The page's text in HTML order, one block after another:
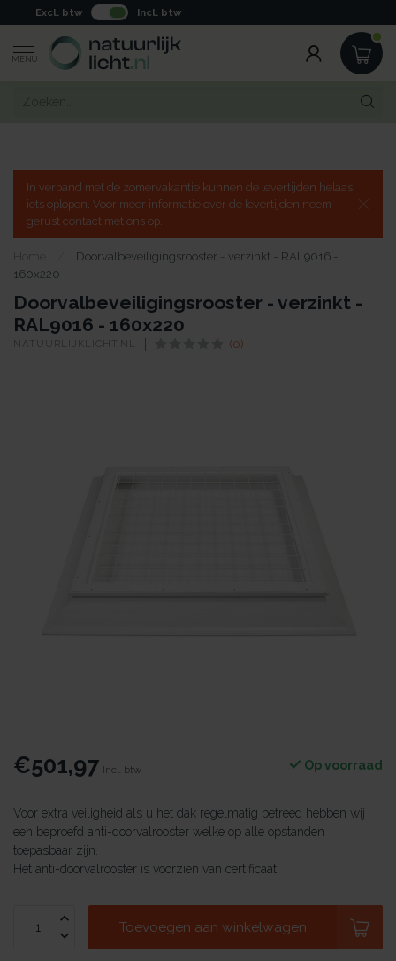
Excl. btw Incl. btw
MENU
In verband met de zomervakantie kunnen de levertijden helaas
iets oplopen. Voor meer informatie over de levertijden neem
gerust contact met ons op.
Home
Doorvalbeveiligingsrooster - verzinkt - RAL9016 -
160x220
Doorvalbeveiligingsrooster - verzinkt -
RAL9016 - 160x220
NATUURLIJKLICHT.NL (0)
€501,97 Incl. btw Op voorraad
Voor extra veiligheid als u het dak regelmatig betreed hebben wij
een beproefd anti-doorvalrooster welke op alle opstanden
toepasbaar zijn.
Het anti-doorvalrooster is voorzien van certificaat.
Toevoegen aan winkelwagen